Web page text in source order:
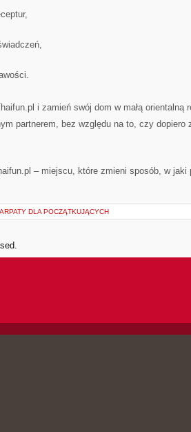
i zamień swój dom w małą orientalną
partnerem, bez względu na to, czy
– miejscu, które zmieni sposób, w jaki
DLA POCZĄTKUJĄCYCH